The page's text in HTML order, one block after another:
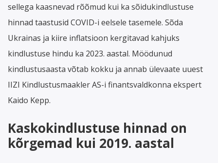
sellega kaasnevad rõõmud kui ka sõidukindlustuse
hinnad taastusid COVID-i eelsele tasemele. Sõda
Ukrainas ja kiire inflatsioon kergitavad kahjuks
kindlustuse hindu ka 2023. aastal. Möödunud
kindlustusaasta võtab kokku ja annab ülevaate uuest
IIZI Kindlustusmaakler AS-i finantsvaldkonna ekspert
Kaido Kepp.
Kaskokindlustuse hinnad on
kõrgemad kui 2019. aastal